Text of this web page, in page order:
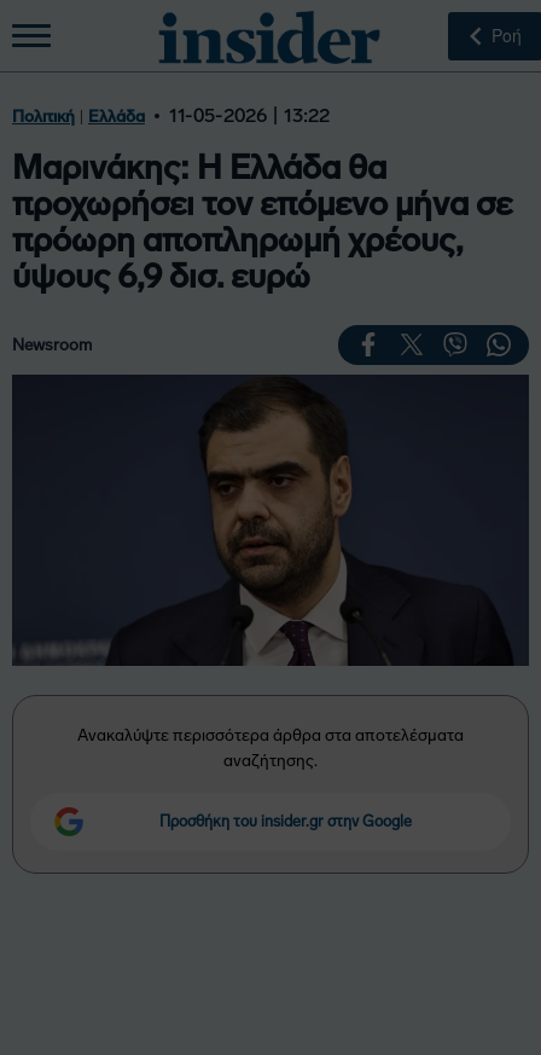
Ροή
Πολιτική | Ελλάδα 11-05-2026 | 13:22
Μαρινάκης: Η Ελλάδα θα
προχωρήσει τον επόμενο μήνα σε
πρόωρη αποπληρωμή χρέους,
ύψους 6,9 δισ. ευρώ
Newsroom
Ανακαλύψτε περισσότερα άρθρα στα αποτελέσματα
αναζήτησης.
Προσθήκη του insider.gr στην Google